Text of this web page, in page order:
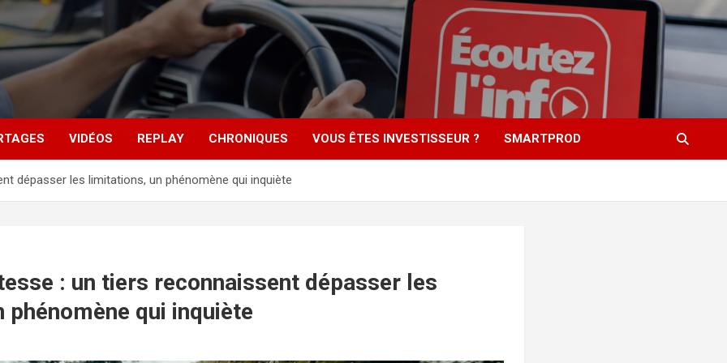
VIDÉOS REPLAY CHRONIQUES VOUS ÊTES INVESTISSEUR ? SMARTPROD
dépasser les limitations, un phénomène qui inquiète
: un tiers reconnaissent dépasser les
qui inquiète